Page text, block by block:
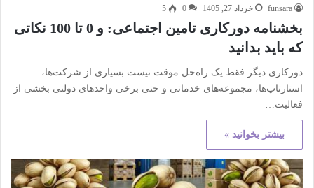
funsara خرداد 27, 1405 0
5
بخشنامه دورکاری تامین اجتماعی: و 0 تا 100 نکاتی
که باید بدانید
دورکاری دیگر فقط یک راه‌حل موقت نیست.بسیاری از شرکت‌ها،
استارتاپ‌ها، مجموعه‌های خدماتی و حتی برخی واحدهای دولتی بخشی از
فعالیت…
بیشتر بخوانید »